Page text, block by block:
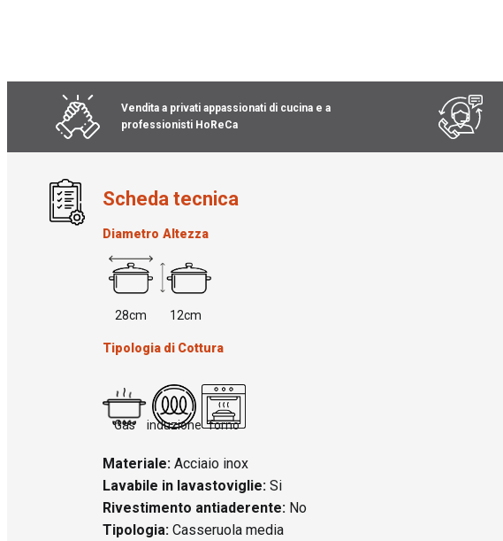
della
Vendita a privati appassionati di cucina e a
professionisti HoReCa
Scheda tecnica
Diametro
28cm
Altezza
12cm
Tipologia di Cottura
Gas induzione forno
Materiale: Acciaio inox
Lavabile in lavastoviglie: Si
Rivestimento antiaderente: No
Tipologia: Casseruola media